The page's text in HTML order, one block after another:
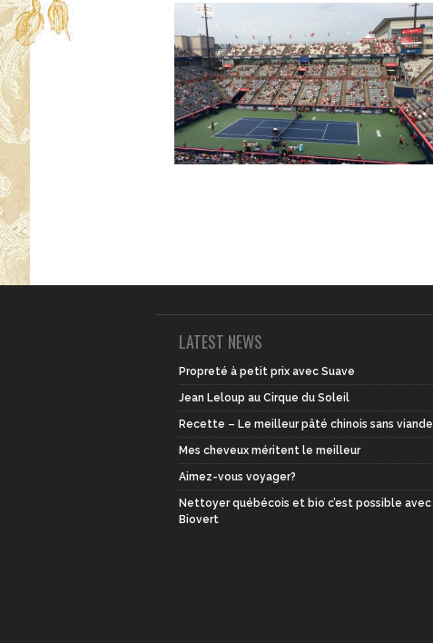
LATEST NEWS
Propreté à petit prix avec Suave
Jean Leloup au Cirque du Soleil
Recette – Le meilleur pâté chinois sans viande
Mes cheveux méritent le meilleur
Aimez-vous voyager?
Nettoyer québécois et bio c’est possible avec
Biovert